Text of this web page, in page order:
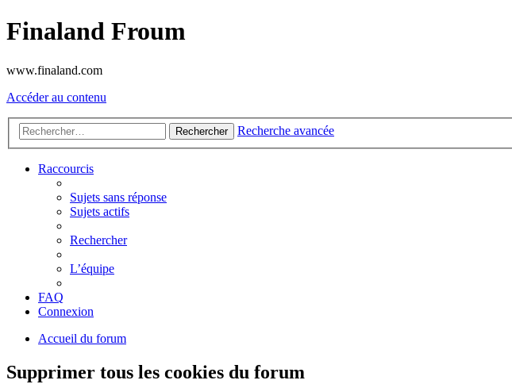
Finaland Froum
www.finaland.com
Accéder au contenu
Rechercher Recherche avancée
Raccourcis
Sujets sans réponse
Sujets actifs
Rechercher
L’équipe
FAQ
Connexion
Accueil du forum
Supprimer tous les cookies du forum